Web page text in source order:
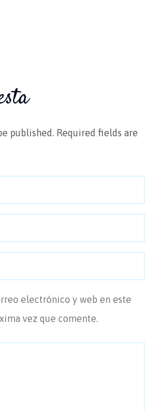
published. Required fields are
electrónico y web en este
vez que comente.